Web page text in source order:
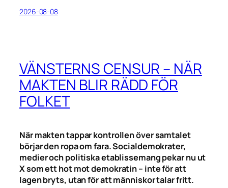
2026-08-08
VÄNSTERNS CENSUR – NÄR
MAKTEN BLIR RÄDD FÖR
FOLKET
När makten tappar kontrollen över samtalet
börjar den ropa om fara. Socialdemokrater,
medier och politiska etablissemang pekar nu ut
X som ett hot mot demokratin – inte för att
lagen bryts, utan för att människor talar fritt.